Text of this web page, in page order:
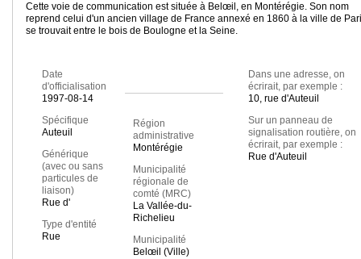
Cette voie de communication est située à Belœil, en Montérégie. Son nom
reprend celui d'un ancien village de France annexé en 1860 à la ville de
se trouvait entre le bois de Boulogne et la Seine.
Date
d'officialisation
1997-08-14
Spécifique
Auteuil
Générique
(avec ou sans
particules de
liaison)
Rue d'
Type d'entité
Rue
Région
administrative
Montérégie
Municipalité
régionale de
comté (MRC)
La Vallée-du-
Richelieu
Municipalité
Belœil (Ville)
Dans une adresse, on
écrirait, par exemple :
10, rue d'Auteuil
Sur un panneau de
signalisation routière, on
écrirait, par exemple :
Rue d'Auteuil